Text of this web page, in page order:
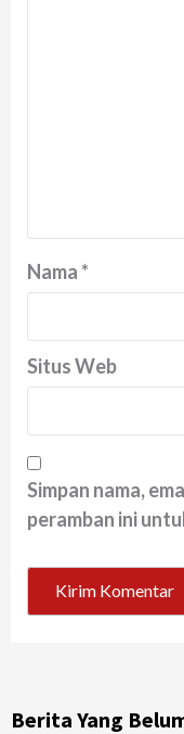
Nama*
Situs Web
Simpan nama,
peramban ini
Berita Yang